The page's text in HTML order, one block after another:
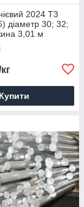
2024 Т3
діаметр 30; 32;
3,01 м
Купити